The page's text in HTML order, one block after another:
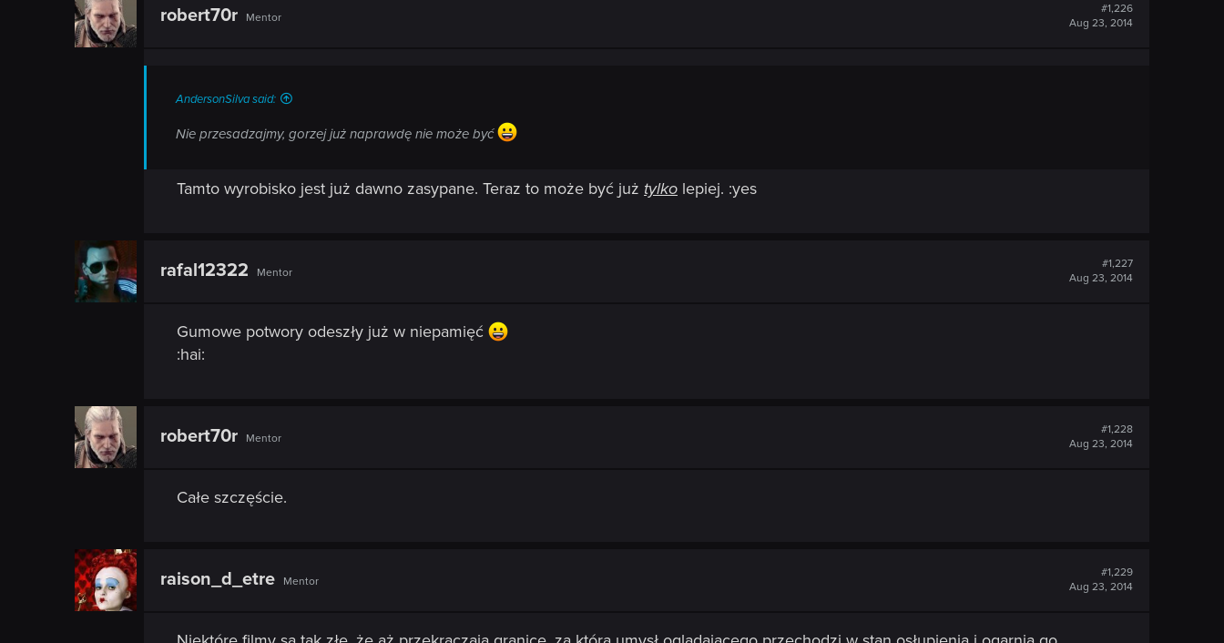
robert70r Mentor
#1,226
Aug 23, 2014
AndersonSilva said:
Nie przesadzajmy, gorzej już naprawdę nie może być
Tamto wyrobisko jest już dawno zasypane. Teraz to może być już tylko lepiej. :yes
rafal12322 Mentor
#1,227
Aug 23, 2014
Gumowe potwory odeszły już w niepamięć
:hai:
robert70r Mentor
#1,228
Aug 23, 2014
Całe szczęście.
raison_d_etre Mentor
#1,229
Aug 23, 2014